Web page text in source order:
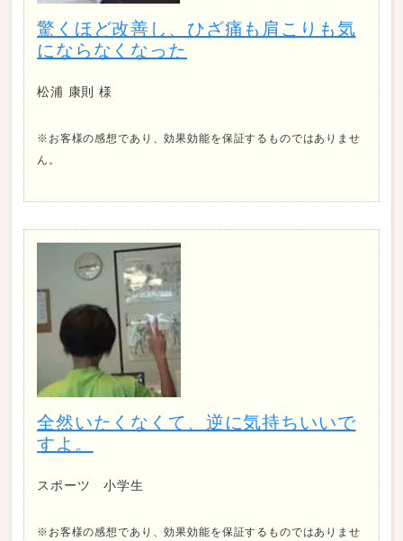
驚くほど改善し、ひざ痛も肩こりも気
にならなくなった
松浦 康則 様
※お客様の感想であり、効果効能を保証するものではありませ
ん。
全然いたくなくて、逆に気持ちいいで
すよ。
スポーツ 小学生
※お客様の感想であり、効果効能を保証するものではありませ